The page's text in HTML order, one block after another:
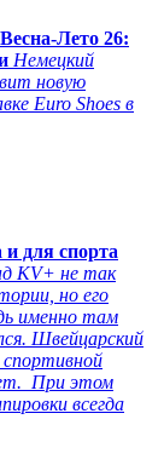
Лето 26:
Немецкий
новую
Euro Shoes в
и для спорта
KV+ не так
но его
именно там
Швейцарский
спортивной
При этом
всегда